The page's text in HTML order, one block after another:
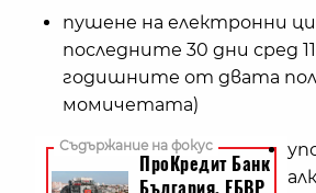
пушене на електронни
последните 30 дни сред
годишните от двата
момичетата)